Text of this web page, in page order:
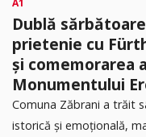
A1
Dublă
prietenie cu
și comemorarea
Monumentului
Comuna Zăbrani a trăit
istorică și emoțională,